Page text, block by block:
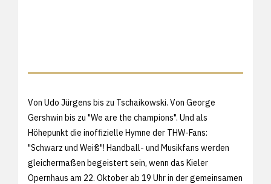
Von Udo Jürgens bis zu Tschaikowski. Von George
Gershwin bis zu "We are the champions". Und als
Höhepunkt die inoffizielle Hymne der THW-Fans:
"Schwarz und Weiß"! Handball- und Musikfans werden
gleichermaßen begeistert sein, wenn das Kieler
Opernhaus am 22. Oktober ab 19 Uhr in der gemeinsamen